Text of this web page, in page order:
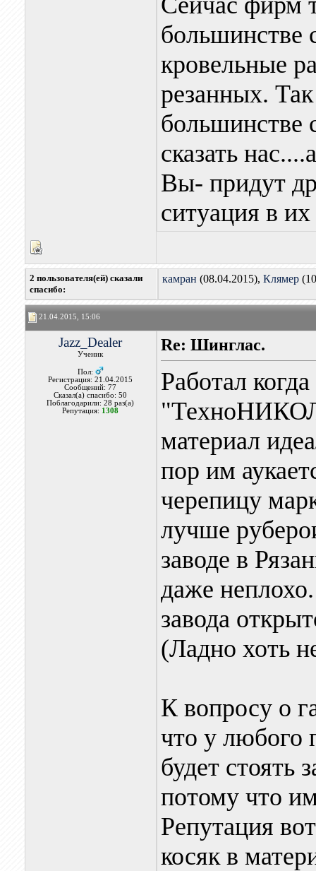
большинстве
кровельные
резанных.
большинстве
сказать
Вы- придут
ситуация в
2 пользователя(ей) сказали
cпасибо:
камран (08.04.2015), Клямер
21.04.2015, 15:06
Jazz_Dealer
Ученик
Пол:
Регистрация: 21.04.2015
Сообщений: 77
Сказал(а) спасибо: 50
Поблагодарили: 28 раз(а)
Репутация: 1308
Re: Шинглас.
Работал
материал
пор им
черепицу
лучше
заводе в
даже
завода
(Ладно хоть
К вопросу о
что у любого
будет стоять
потому что
Репутация
косяк в